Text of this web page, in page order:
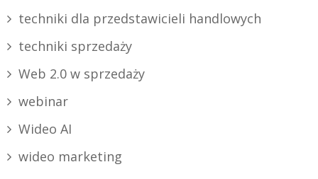
techniki dla przedstawicieli handlowych
techniki sprzedaży
Web 2.0 w sprzedaży
webinar
Wideo AI
wideo marketing